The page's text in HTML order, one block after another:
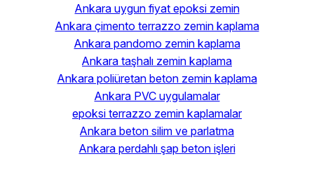
Ankara uygun fiyat epoksi zemin
Ankara çimento terrazzo zemin kaplama
Ankara pandomo zemin kaplama
Ankara taşhalı zemin kaplama
Ankara poliüretan beton zemin kaplama
Ankara PVC uygulamalar
epoksi terrazzo zemin kaplamalar
Ankara beton silim ve parlatma
Ankara perdahlı şap beton işleri